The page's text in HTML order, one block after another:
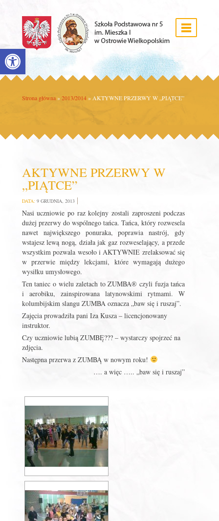
Open toolbar
Strona główna » 2013/2014 »AKTYWNE PRZERWY W „PIĄTCE”
AKTYWNE PRZERWY W
„PIĄTCE”
DATA: 9 GRUDNIA, 2013
Nasi uczniowie po raz kolejny zostali zaproszeni podczas
dużej przerwy do wspólnego tańca. Tańca, który rozwesela
nawet największego ponuraka, poprawia nastrój, gdy
wstajesz lewą nogą, działa jak gaz rozweselający, a przede
wszystkim pozwala wesoło i AKTYWNIE zrelaksować się
w przerwie między lekcjami, które wymagają dużego
wysiłku umysłowego.
Ten taniec o wielu zaletach to ZUMBA® czyli fuzja tańca
i aerobiku, zainspirowana latynowskimi rytmami. W
kolumbijskim slangu ZUMBA oznacza „baw się i ruszaj”.
Zajęcia prowadziła pani Iza Kusza – licencjonowany
instruktor.
Czy uczniowie lubią ZUMBĘ??? – wystarczy spojrzeć na
zdjęcia.
Następna przerwa z ZUMBĄ w nowym roku!
…. a więc ….. „baw się i ruszaj”